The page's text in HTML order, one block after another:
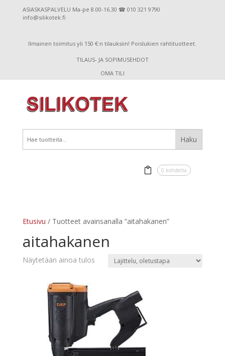
ASIASKASPALVELU Ma-pe 8.00-16.30 ☎ 010 321 9790
info@silikotek.fi
Ilmainen toimitus yli 150 €:n tilauksiin! Poislukien rahtituotteet.
TILAUS- JA SOPIMUSEHDOT
OMA TILI
0 kohdetta
Etusivu / Tuotteet avainsanalla “aitahakanen”
aitahakanen
Näytetään ainoa tulos